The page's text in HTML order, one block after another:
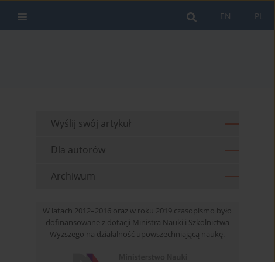
PL
EN
Wyślij swój artykuł
Dla autorów
Archiwum
W latach 2012–2016 oraz w roku 2019 czasopismo było
dofinansowane z dotacji Ministra Nauki i Szkolnictwa
Wyższego na działalność upowszechniającą naukę.